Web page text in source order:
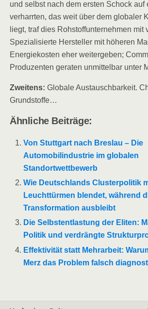
und selbst nach dem ersten Schock auf
verharrten, das weit über dem globaler
liegt, traf dies Rohstoffunternehmen mit
Spezialisierte Hersteller mit höheren
Energiekosten eher weitergeben;
Produzenten geraten unmittelbar unter
Zweitens: Globale Austauschbarkeit.
Grundstoffe…
Ähnliche Beiträge:
Von Stuttgart nach Breslau – Die
Automobilindustrie im globalen
Standortwettbewerb
Wie Deutschlands Clusterpolitik
Leuchttürmen blendet, während
Transformation ausbleibt
Die Selbstentlastung der Eliten:
Politik und verdrängte
Effektivität statt Mehrarbeit:
Merz das Problem falsch